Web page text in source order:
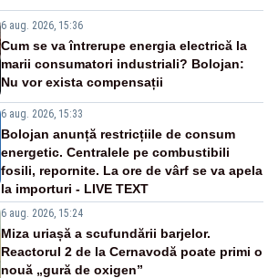
6 aug. 2026, 15:36
Cum se va întrerupe energia electrică la
marii consumatori industriali? Bolojan:
Nu vor exista compensații
6 aug. 2026, 15:33
Bolojan anunță restricțiile de consum
energetic. Centralele pe combustibili
fosili, repornite. La ore de vârf se va apela
la importuri - LIVE TEXT
6 aug. 2026, 15:24
Miza uriașă a scufundării barjelor.
Reactorul 2 de la Cernavodă poate primi o
nouă „gură de oxigen”